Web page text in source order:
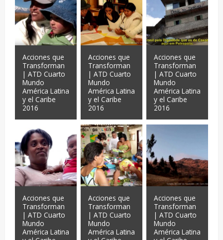
Acciones que
Transforman
| ATD Cuarto
Mundo
América Latina
y el Caribe
2016
Acciones que
Transforman
| ATD Cuarto
Mundo
América Latina
y el Caribe
2016
Acciones que
Transforman
| ATD Cuarto
Mundo
América Latina
y el Caribe
2016
Acciones que
Transforman
| ATD Cuarto
Mundo
América Latina
Acciones que
Transforman
| ATD Cuarto
Mundo
América Latina
Acciones que
Transforman
| ATD Cuarto
Mundo
América Latina